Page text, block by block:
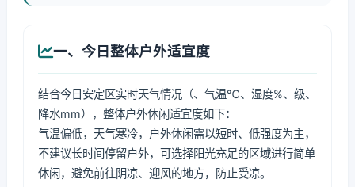
一、今日整体户外适宜度
结合今日安定区实时天气情况（、气温℃、湿度%、级、
降水mm），整体户外休闲适宜度如下：
气温偏低，天气寒冷，户外休闲需以短时、低强度为主，
不建议长时间停留户外，可选择阳光充足的区域进行简单
休闲，避免前往阴凉、迎风的地方，防止受凉。